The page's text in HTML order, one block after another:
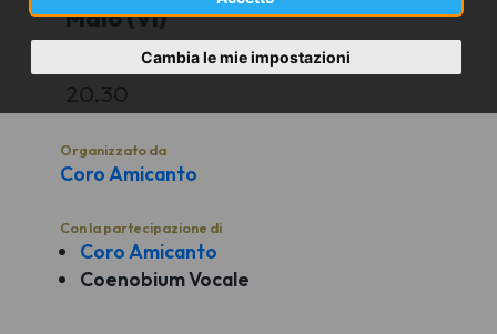
Cambia le mie impostazioni
Malo (VI)
Duomo dei SS. Benedetto e Gaetano
20.30
Organizzato da
Coro Amicanto
Con la partecipazione di
Coro Amicanto
Coenobium Vocale